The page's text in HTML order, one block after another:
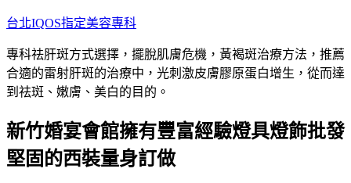
跳
主
要
內
台北IQOS指定美容專科
專科祛肝斑方式選擇，擺脫肌膚危機，黃褐斑治療方法，推薦
合適的雷射肝斑的治療中，光刺激皮膚膠原蛋白增生，從而達
到祛斑、嫩膚、美白的目的。
新竹婚宴會館擁有豐富經驗燈具燈飾批發
堅固的西裝量身訂做